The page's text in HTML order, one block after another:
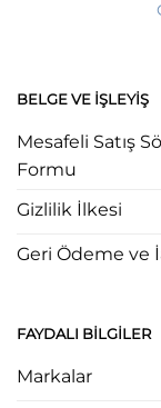
BELGE VE İŞLEYIŞ
Mesafeli Satış
Formu
Gizlilik İlkesi
Geri Ödeme ve
FAYDALI BILGILER
Markalar